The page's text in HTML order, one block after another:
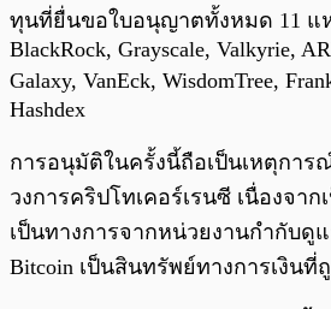
ทุนที่ยื่นขอใบอนุญาตทั้งหมด 11 แห่
BlackRock, Grayscale, Valkyrie,
Galaxy, VanEck, WisdomTree,
Hashdex
การอนุมัติในครั้งนี้ถือเป็นเหตุกา
วงการคริปโทเคอร์เรนซี เนื่องจา
เป็นทางการจากหน่วยงานกำกับดู
Bitcoin เป็นสินทรัพย์ทางการเงิน